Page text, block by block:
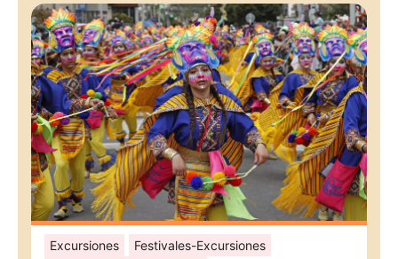
Excursiones
Festivales-Excursiones